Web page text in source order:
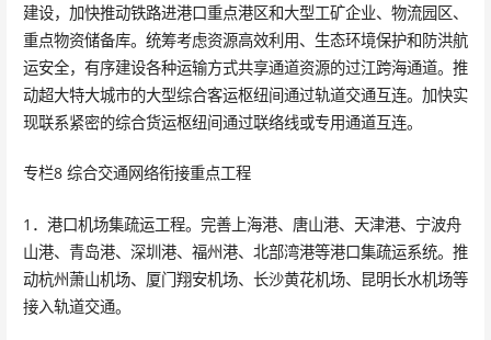
建设，加快推动铁路进港口重点港区和大型工矿企业、物流园区、
重点物资储备库。统筹考虑资源高效利用、生态环境保护和防洪航
运安全，有序建设各种运输方式共享通道资源的过江跨海通道。推
动超大特大城市的大型综合客运枢纽间通过轨道交通互连。加快实
现联系紧密的综合货运枢纽间通过联络线或专用通道互连。
专栏8 综合交通网络衔接重点工程
1．港口机场集疏运工程。完善上海港、唐山港、天津港、宁波舟
山港、青岛港、深圳港、福州港、北部湾港等港口集疏运系统。推
动杭州萧山机场、厦门翔安机场、长沙黄花机场、昆明长水机场等
接入轨道交通。